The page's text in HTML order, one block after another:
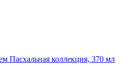
Пасхальная коллекция, 370 мл